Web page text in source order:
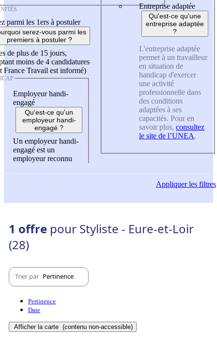
parmi les 1ers à postuler
serez-vous parmi les
premiers à postuler ?
de plus de 15 jours,
moins de 4 candidatures
France Travail est informé)
Employeur handi-
engagé
Qu'est-ce qu'un
employeur handi-
engagé ?
Un employeur handi-
engagé est un
employeur reconnu
Entreprise adaptée
Qu'est-ce qu'une
entreprise adaptée
?
L'entreprise adaptée
permet à un travailleur
en situation de
handicap d'exercer
une activité
professionnelle dans
des conditions
adaptées à ses
capacités. Pour en
savoir plus, consultez
le site de l’UNEA.
Appliquerles filtres
1 offre pour Styliste - Eure-et-Loir
(28)
Trier par Pertinence
Pertinence
Date
Afficher la carte (contenu non-accessible)